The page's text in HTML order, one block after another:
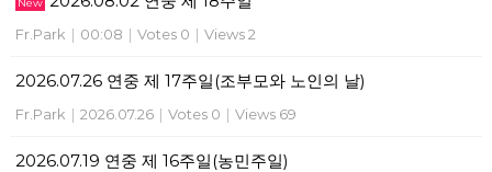
Fr.Park | 00:08 | Votes 0 | Views 2
2026.07.26 연중 제 17주일(조부모와 노인의 날)
Fr.Park | 2026.07.26 | Votes 0 | Views 69
2026.07.19 연중 제 16주일(농민주일)